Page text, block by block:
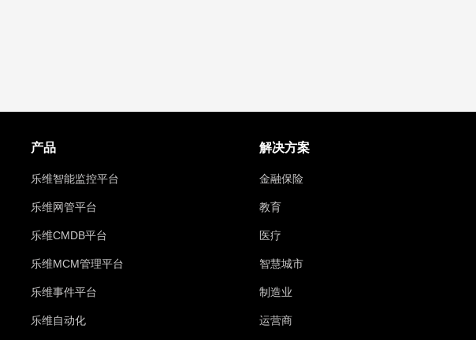
产品
乐维智能监控平台
乐维网管平台
乐维CMDB平台
乐维MCM管理平台
乐维事件平台
乐维自动化
解决方案
金融保险
教育
医疗
智慧城市
制造业
运营商